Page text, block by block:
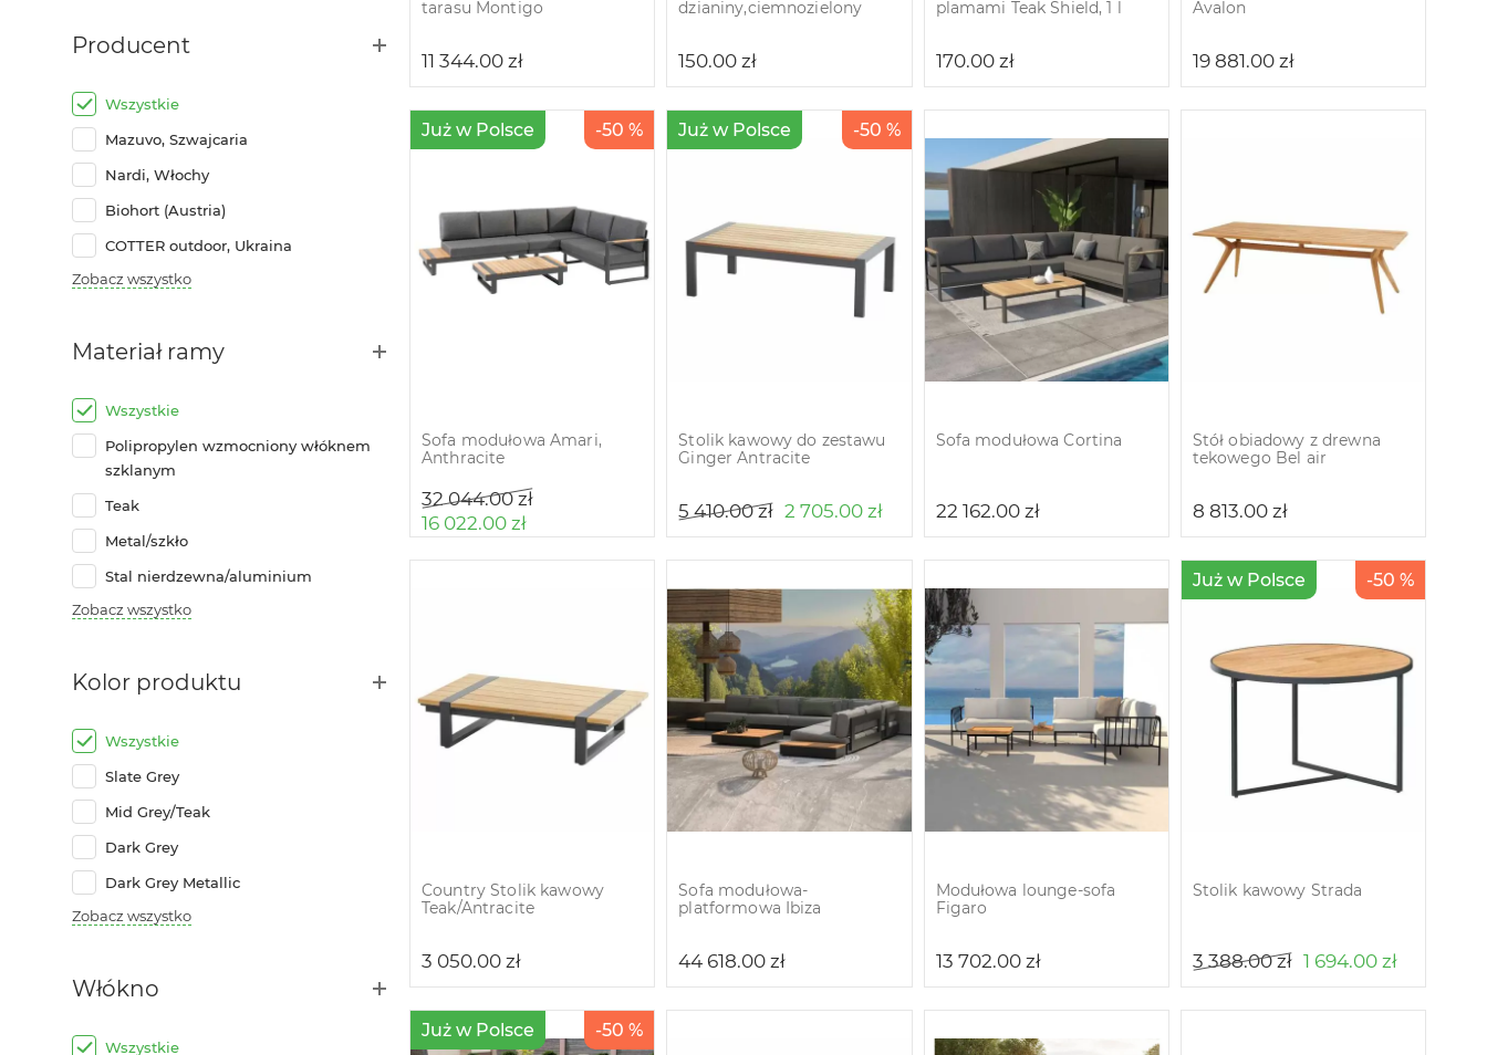
Producent
Wszystkie
Mazuvo, Szwajcaria
Nardi, Włochy
Biohort (Austria)
COTTER outdoor, Ukraina
Zobacz wszystko
Materiał ramy
Wszystkie
Polipropylen wzmocniony włóknem
szklanym
Teak
Metal/szkło
Stal nierdzewna/aluminium
Zobacz wszystko
Kolor produktu
Wszystkie
Slate Grey
Mid Grey/Teak
Dark Grey
Dark Grey Metallic
Zobacz wszystko
Włókno
Wszystkie
tarasu Montigo
11 344.00 zł
dzianiny,ciemnozielony
150.00zł
plamami Teak Shield, 1 l
170.00 zł
Avalon
19 881.00 zł
Już w Polsce -50 %
Sofa modułowa Amari,
Anthracite
32 044.00zł
16 022.00 zł
Już w Polsce -50 %
Stolik kawowy do zestawu
Ginger Antracite
5 410.00zł 2 705.00zł
Sofa modułowa Cortina
22 162.00 zł
Stół obiadowy z drewna
tekowego Bel air
8 813.00 zł
Country Stolik kawowy
Teak/Antracite
3 050.00 zł
Sofa modułowa-
platformowa Ibiza
44 618.00zł
Modułowa lounge-sofa
Figaro
13 702.00 zł
Już w Polsce -50 %
Stolik kawowy Strada
3 388.00zł 1 694.00 zł
Już w Polsce -50 %